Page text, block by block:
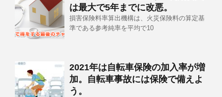
は最大で5年までに改悪。
損害保険料率算出機構は、火災保険料の算定基
準である参考純率を平均で10
2021年は自転車保険の加入率が増
加。自転車事故には保険で備えよ
う。